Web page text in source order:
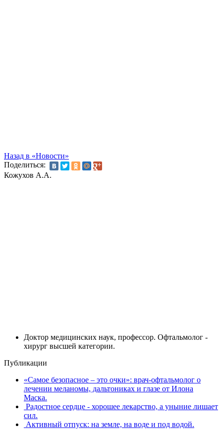
Назад в «Новости»
Поделиться:
Кожухов А.А.
Доктор медицинских наук, профессор. Офтальмолог -
хирург высшей категории.
Публикации
«Самое безопасное – это очки»: врач-офтальмолог о
лечении меланомы, дальтониках и глазе от Илона
Маска.
Радостное сердце - хорошее лекарство, а уныние лишает
сил.
Активный отпуск: на земле, на воде и под водой.